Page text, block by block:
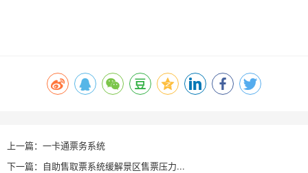
上一篇：一卡通票务系统
下一篇：自助售取票系统缓解景区售票压力...